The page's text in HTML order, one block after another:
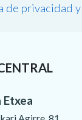
de privacidad
Etxea